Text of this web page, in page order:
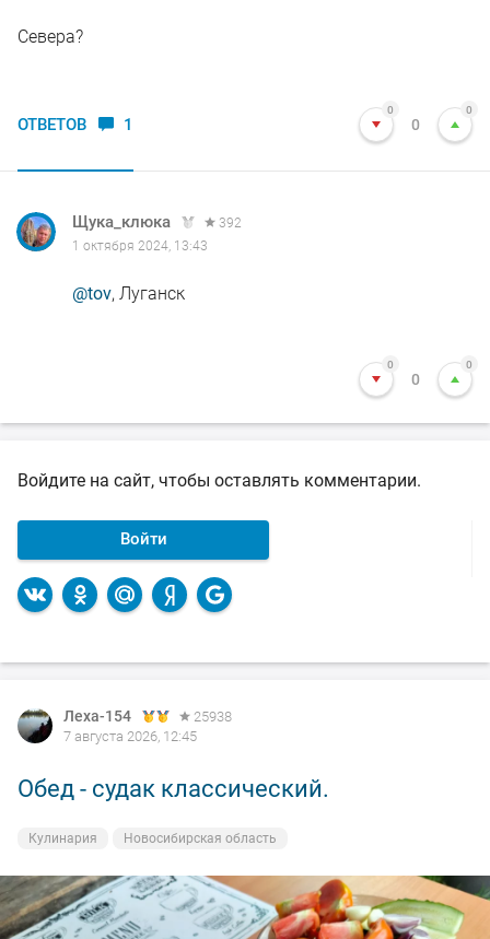
Севера?
ОТВЕТОВ 1
0
0
0
Щука_клюка
392
1 октября 2024, 13:43
@tov, Луганск
0
0
0
Войдите на сайт, чтобы оставлять комментарии.
Войти
Леха-154
25938
7 августа 2026, 12:45
Обед - судак классический.
Кулинария Новосибирская область
Леха-154
25938
7 августа 2026, 00:14
Вечерка.
На рыбалке Новосибирская область